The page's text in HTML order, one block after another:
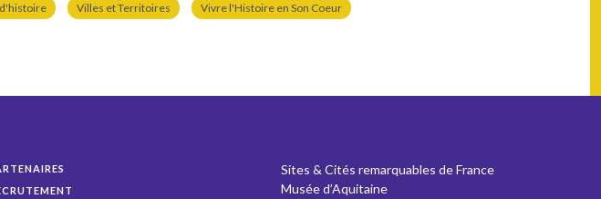
Villes et Territoires Vivre l'Histoire en Son Coeur
Sites & Cités remarquables de France
Musée d’Aquitaine